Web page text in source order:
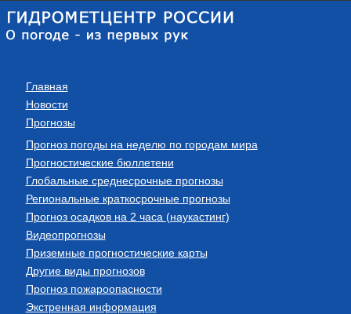
Главная
Новости
Прогнозы
Прогноз погоды на неделю по городам мира
Прогностические бюллетени
Глобальные среднесрочные прогнозы
Региональные краткосрочные прогнозы
Прогноз осадков на 2 часа (наукастинг)
Видеопрогнозы
Приземные прогностические карты
Другие виды прогнозов
Прогноз пожароопасности
Экстренная информация